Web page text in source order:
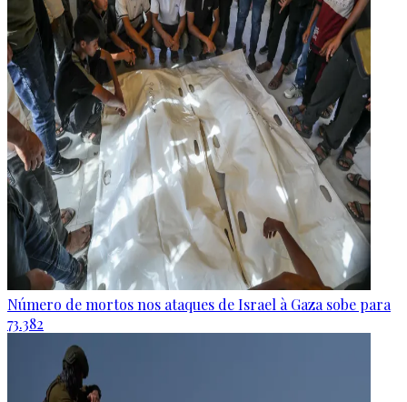
Número de mortos nos ataques de Israel à Gaza sobe para
73.382